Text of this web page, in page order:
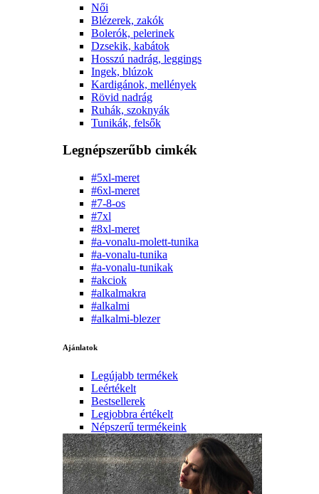
Női
Blézerek, zakók
Bolerók, pelerinek
Dzsekik, kabátok
Hosszú nadrág, leggings
Ingek, blúzok
Kardigánok, mellények
Rövid nadrág
Ruhák, szoknyák
Tunikák, felsők
Legnépszerűbb cimkék
#5xl-meret
#6xl-meret
#7-8-os
#7xl
#8xl-meret
#a-vonalu-molett-tunika
#a-vonalu-tunika
#a-vonalu-tunikak
#akciok
#alkalmakra
#alkalmi
#alkalmi-blezer
Ajánlatok
Legújabb termékek
Leértékelt
Bestsellerek
Legjobbra értékelt
Népszerű termékeink